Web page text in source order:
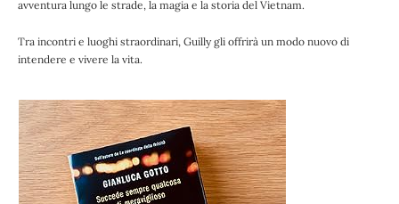
avventura lungo le strade, la magia e la storia del Vietnam.
Tra incontri e luoghi straordinari, Guilly gli offrirà un modo nuovo di
intendere e vivere la vita.